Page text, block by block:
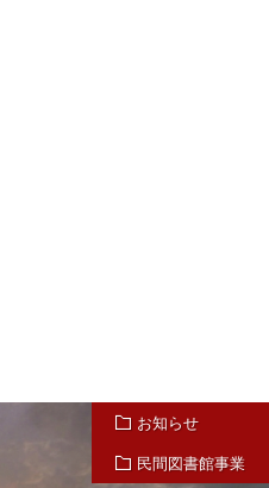
お知らせ
民間図書館事業